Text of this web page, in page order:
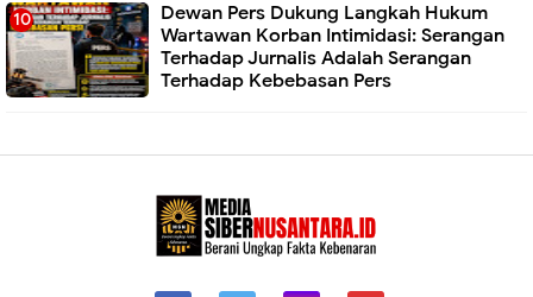
Dewan Pers Dukung Langkah Hukum
Wartawan Korban Intimidasi: Serangan
Terhadap Jurnalis Adalah Serangan
Terhadap Kebebasan Pers